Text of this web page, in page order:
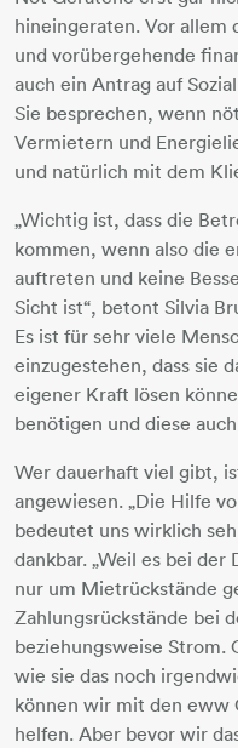
hineingeraten. Vor
und vorübergehende
auch ein Antrag auf
Sie besprechen, wenn
Vermietern und
und natürlich mit dem
„Wichtig ist, dass die
kommen, wenn also die
auftreten und keine
Sicht ist“, betont Silvia
Es ist für sehr viele
einzugestehen, dass sie
eigener Kraft lösen
benötigen und diese
Wer dauerhaft viel gibt,
angewiesen. „Die Hilfe
bedeutet uns wirklich
dankbar. „Weil es bei
nur um Mietrückstände
Zahlungsrückstände bei
beziehungsweise Strom.
wie sie das noch
können wir mit den eww
helfen. Aber bevor wir